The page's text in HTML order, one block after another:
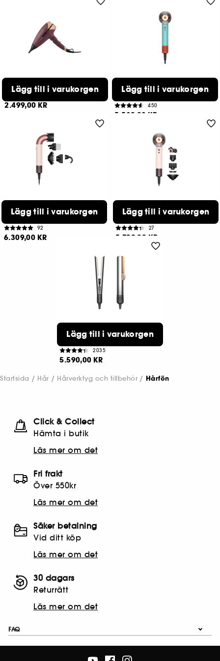
Helios®
Hårtork
2.499,00 KR
Lägg till i varukorgen
Supersonic Nural™
Hårfön
450
5.589,00 KR
Lägg till i varukorgen
Supersonic r™
92
6.309,00 KR
Lägg till i varukorgen
Supersonic Nural™
Hårfön Rakt till Vågig
27
5.729,00 KR
Lägg till i varukorgen
Airstrait™
Styler
2035
5.590,00 KR
Lägg till i varukorgen
Startsida Hår Hårverktyg och tillbehör Hårfön
Click & Collect
Hämta i butik​
Läs mer om det
Fri frakt
Över 550kr
Läs mer om det
Säker betalning
Vid ditt köp
Läs mer om det
30 dagars
Returrätt
Läs mer om det
FAQ